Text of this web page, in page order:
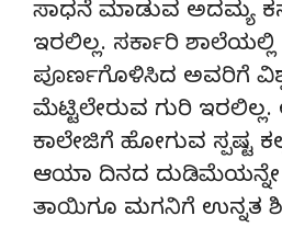
ಸಾಧನೆ ಮಾಡುವ ಅದಮ್ಯ
ಇರಲಿಲ್ಲ. ಸರ್ಕಾರಿ ಶಾಲೆಯಲ್ಲಿ
ಪೂರ್ಣಗೊಳಿಸಿದ ಅವರಿಗೆ
ಮೆಟ್ಟಿಲೇರುವ ಗುರಿ
ಕಾಲೇಜಿಗೆ ಹೋಗುವ ಸ್ಪಷ್ಟ
ಆಯಾ ದಿನದ ದುಡಿಮೆಯನ್ನೇ
ತಾಯಿಗೂ ಮಗನಿಗೆ ಉನ್ನತ